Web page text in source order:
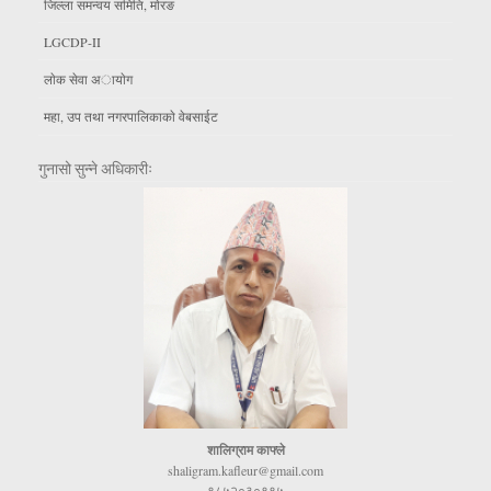
जिल्ला समन्वय समिति, माेरङ
LGCDP-II
लाेक सेवा अायाेग
महा, उप तथा नगरपालिकाकाे वेबसाईट
गुनासो सुन्ने अधिकारीः
शालिग्राम काफ्ले
shaligram.kafleur@gmail.com